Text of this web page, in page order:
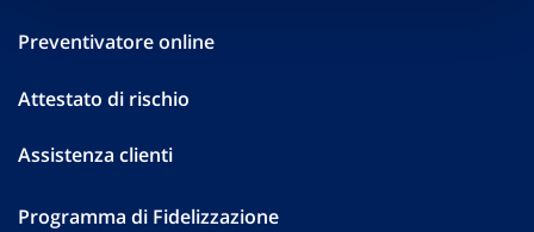
Preventivatore online
Attestato di rischio
Assistenza clienti
Programma di Fidelizzazione